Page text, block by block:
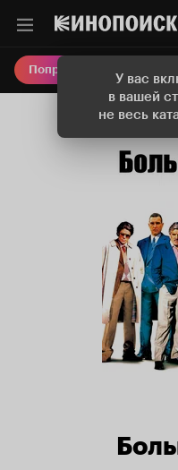
У вас
в вашей
не весь
Попробовать Плюс